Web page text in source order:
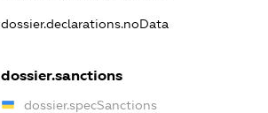
dossier.declarations.noData
dossier.sanctions
dossier.specSanctions